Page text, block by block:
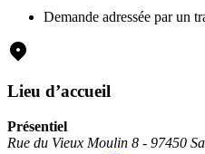
Demande adressée par un
Lieu d’accueil
Présentiel
Rue du Vieux Moulin 8 - 97450